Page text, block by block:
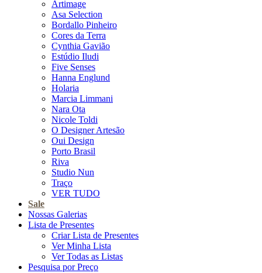
Artimage
Asa Selection
Bordallo Pinheiro
Cores da Terra
Cynthia Gavião
Estúdio Iludi
Five Senses
Hanna Englund
Holaria
Marcia Limmani
Nara Ota
Nicole Toldi
O Designer Artesão
Oui Design
Porto Brasil
Riva
Studio Nun
Traço
VER TUDO
Sale
Nossas Galerias
Lista de Presentes
Criar Lista de Presentes
Ver Minha Lista
Ver Todas as Listas
Pesquisa por Preço